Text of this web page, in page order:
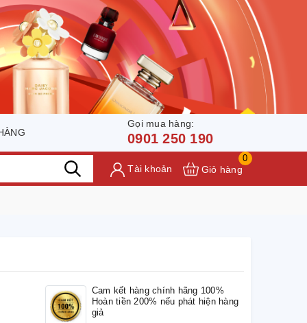
Gọi mua hàng:
0901 250 190
Tài khoản
0
Giỏ hàng
Cam kết hàng chính hãng 100%
Hoàn tiền 200% nếu phát hiện hàng
giả